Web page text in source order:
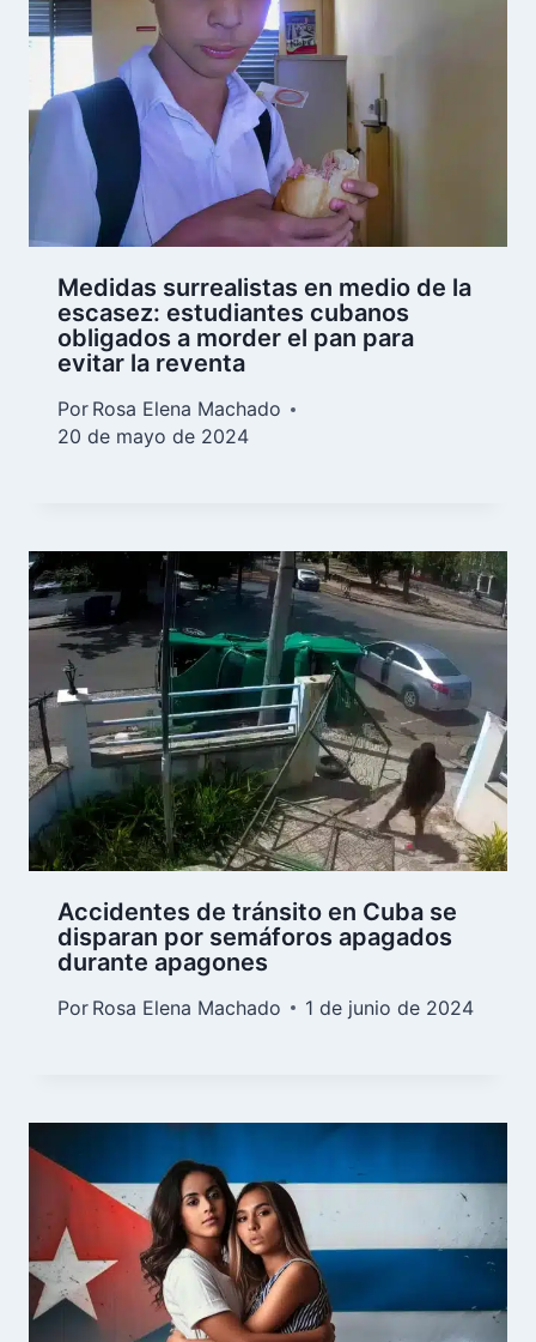
Medidas surrealistas en medio de la
escasez: estudiantes cubanos
obligados a morder el pan para
evitar la reventa
Por Rosa Elena Machado
20 de mayo de 2024
Accidentes de tránsito en Cuba se
disparan por semáforos apagados
durante apagones
Por Rosa Elena Machado 1 de junio de 2024